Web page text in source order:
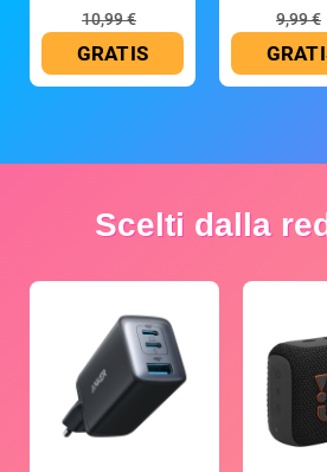
10,99 €
GRATIS
9,99 €
Scelti dalla